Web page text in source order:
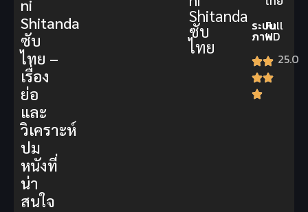
Shitanda
ซับ
ไทย
ระบบ
ภาพ
Full
HD
25.0
ni
Shitanda
ซับ
ไทย –
เรื่อง
ย่อ
และ
วิเคราะห์
ปม
หนังที่
น่า
สนใจ